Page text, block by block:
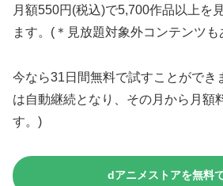
月額550円(税込)で5,700作品以上を
ます。(＊見放題対象外コンテンツ
今なら31日間無料で試すことができ
は自動継続となり、その月から月額
す。)
dアニメストアを無料